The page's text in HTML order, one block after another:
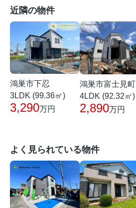
近隣の物件
鴻巣市下忍
3LDK (99.36㎡)
3,290万円
鴻巣市富士見町
4LDK (92.32㎡)
2,890万円
よく見られている物件